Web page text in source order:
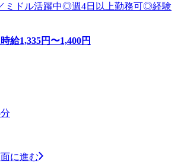
ミドル活躍中◎週4日以上勤務可◎経験
時給1,335円〜1,400円
に進む